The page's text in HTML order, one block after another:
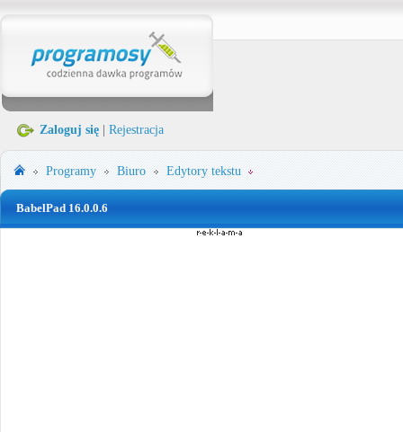
Zaloguj się Rejestracja
Programy Biuro Edytory tekstu
BabelPad 16.0.0.6